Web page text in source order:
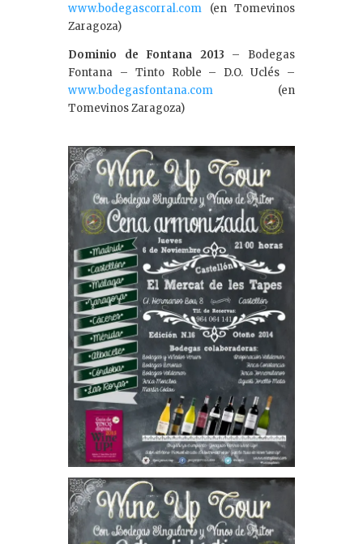
www.bodegascorral.com (en Tomevinos
Zaragoza)
Dominio de Fontana 2013 – Bodegas
Fontana – Tinto Roble – D.O. Uclés –
www.bodegasfontana.com (en
Tomevinos Zaragoza)